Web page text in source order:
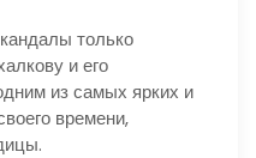
только
и его
из самых ярких и
времени,